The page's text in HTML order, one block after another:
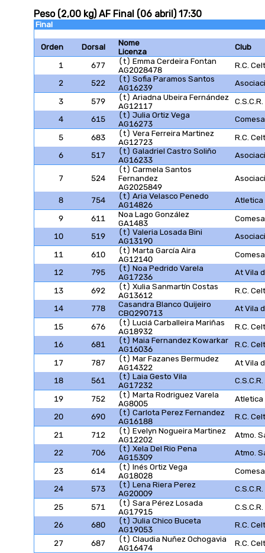
Final
Orden Dorsal
Nome
Licenza
Club
1 677
(t) Emma Cerdeira Fontan
AG2028478
R.C.
2
522
(t) Sofia Paramos Santos
AG16239
3 579
(t) Ariadna Ubeira Fernández
AG12117
4
615
(t) Julia Ortiz Vega
AG16273
5 683
(t) Vera Ferreira Martinez
AG12723
R.C.
6
517
(t) Galadriel Castro Soliño
AG16233
7 524
(t) Carmela Santos
Fernandez
AG2025849
8 754
(t) Aria Velasco Penedo
AG14826
Atletica
9 611
Noa Lago González
GA1483
10
519
(t) Valeria Losada Bini
AG13190
11 610
(t) Marta García Aira
AG12140
12
795
(t) Noa Pedrido Varela
AG17236
At Vila
13 692
(t) Xulia Sanmartín Costas
AG13612
R.C.
14
778
Casandra Blanco Quijeiro
CBQ290713
At Vila
15 676
(t) Luciá Carballeira Mariñas
AG18932
R.C.
16
681
(t) Maia Fernandez Kowarkar
AG16036
R.C.
17 787
(t) Mar Fazanes Bermudez
AG14322
At Vila
18
561
(t) Laia Gesto Vila
AG17232
19 752
(t) Marta Rodriguez Varela
AG8005
Atletica
20
690
(t) Carlota Perez Fernandez
AG16188
R.C.
21 712
(t) Evelyn Nogueira Martinez
AG12202
Atmo.
22
706
(t) Xela Del Rio Pena
AG15309
Atmo.
23 614
(t) Inés Ortiz Vega
AG18028
24
573
(t) Lena Riera Perez
AG20009
25 571
(t) Sara Pérez Losada
AG17915
26
680
(t) Julia Chico Buceta
AG19053
R.C.
27 687
(t) Claudia Nuñez Ochogavia
AG16474
R.C.
Peso (2,00 kg) AF Final (06 abril) 17:30